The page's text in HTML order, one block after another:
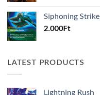
Siphoning Strike
2.000Ft
LATEST PRODUCTS
Lightning Rush